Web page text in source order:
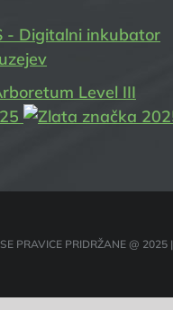
PRAVICE PRIDRŽANE @ 2025 |